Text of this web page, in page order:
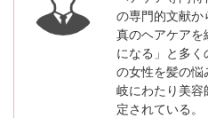
の専門的文献か
真のヘアケアを
になる」と多く
の女性を髪の悩
岐にわたり美容
定されている。